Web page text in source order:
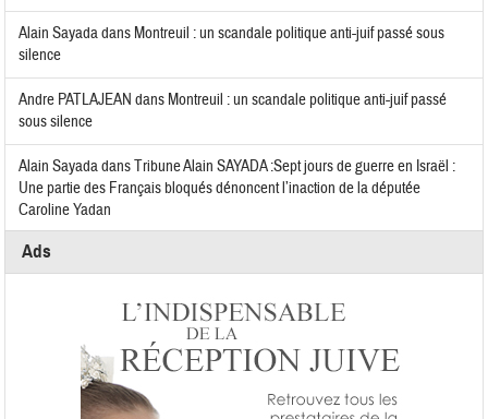
Alain Sayadadans Montreuil : un scandale politique anti-juif passé sous
silence
Andre PATLAJEAN dans Montreuil : un scandale politique anti-juif passé
sous silence
Alain SayadadansTribune Alain SAYADA :Sept jours de guerre en Israël :
Une partie des Français bloqués dénoncent l’inaction de la députée
Caroline Yadan
Ads